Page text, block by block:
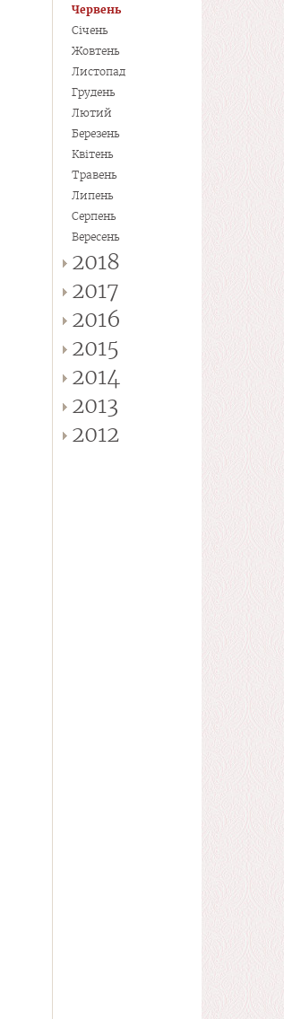
Червень
Січень
Жовтень
Листопад
Грудень
Лютий
Березень
Квітень
Травень
Липень
Серпень
Вересень
2018
2017
2016
2015
2014
2013
2012